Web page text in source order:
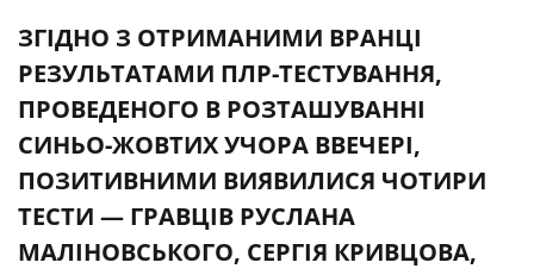
ЗГІДНО З ОТРИМАНИМИ ВРАНЦІ
РЕЗУЛЬТАТАМИ ПЛР-ТЕСТУВАННЯ,
ПРОВЕДЕНОГО В РОЗТАШУВАННІ
СИНЬО-ЖОВТИХ УЧОРА ВВЕЧЕРІ,
ПОЗИТИВНИМИ ВИЯВИЛИСЯ ЧОТИРИ
ТЕСТИ — ГРАВЦІВ РУСЛАНА
МАЛІНОВСЬКОГО, СЕРГІЯ КРИВЦОВА,